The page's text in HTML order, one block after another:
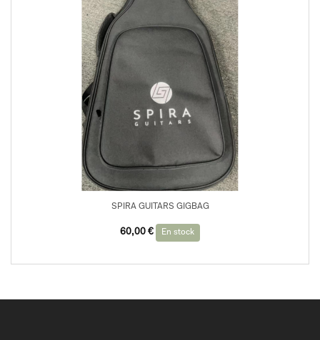
SPIRA GUITARS GIGBAG
60,00 € En stock